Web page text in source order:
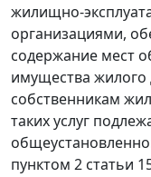
жилищно-
организациями,
содержание мест
имущества жилого
собственникам
таких услуг
пунктом 2 статьи